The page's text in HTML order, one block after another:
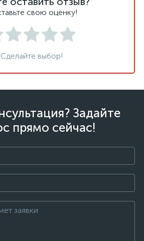
свою оценку!
Сделайте выбор!
Задайте
прямо сейчас!